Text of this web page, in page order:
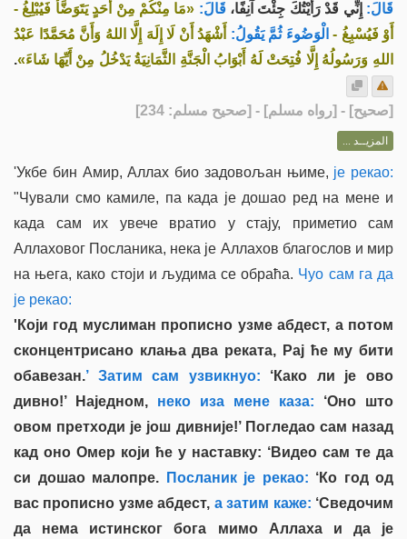
قَالَ: إِنِّي قَدْ رَأَيْتُكَ جِئْتَ آنِفًا، قَالَ: «مَا مِنْكُمْ مِنْ أَحَدٍ يَتَوَضَّأُ فَيُبْلِغُ -
أَوْ فَيُسْبِغُ - الْوَضُوءَ ثُمَّ يَقُولُ: أَشْهَدُ أَنْ لَا إِلَهَ إِلَّا اللهُ وَأَنَّ مُحَمَّدًا عَبْدُ
اللهِ وَرَسُولُهُ إِلَّا فُتِحَتْ لَهُ أَبْوَابُ الْجَنَّةِ الثَّمَانِيَةُ يَدْخُلُ مِنْ أَيِّهَا شَاءَ».
[صحيح] - [رواه مسلم] - [صحيح مسلم: 234]
المزيــد ...
'Укбе бин Амир, Аллах био задовољан њиме, је рекао:
"Чували смо камиле, па када је дошао ред на мене и
када сам их увече вратио у стају, приметио сам
Аллаховог Посланика, нека је Аллахов благослов и мир
на њега, како стоји и људима се обраћа. Чуо сам га да
је рекао:
'Који год муслиман прописно узме абдест, а потом
сконцентрисано клања два реката, Рај ће му бити
обавезан.’ Затим сам узвикнуо: ‘Како ли је ово
дивно!’ Наједном, неко иза мене каза: ‘Оно што
овом претходи је још дивније!’ Погледао сам назад
кад оно Омер који ће у наставку: ‘Видео сам те да
си дошао малопре. Посланик је рекао: ‘Ко год од
вас прописно узме абдест, а затим каже: ‘Сведочим
да нема истинског бога мимо Аллаха и да је